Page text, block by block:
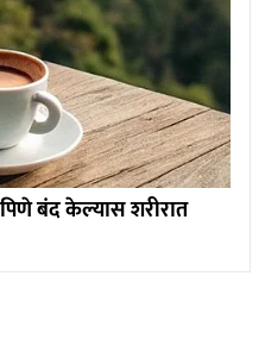
बंद केल्यास शरीरात